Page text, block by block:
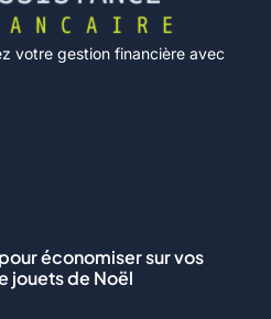
votre gestion financière avec
économiser sur vos
jouets de Noël